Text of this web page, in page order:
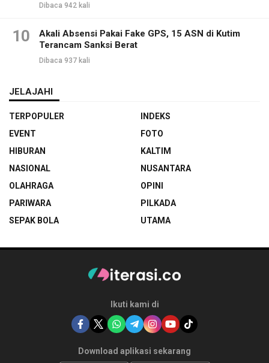
Dibaca 942 kali
10
Akali Absensi Pakai Fake GPS, 15 ASN di Kutim
Terancam Sanksi Berat
Dibaca 937 kali
JELAJAHI
TERPOPULER
INDEKS
EVENT
FOTO
HIBURAN
KALTIM
NASIONAL
NUSANTARA
OLAHRAGA
OPINI
PARIWARA
PILKADA
SEPAK BOLA
UTAMA
Ikuti kami di
Download aplikasi sekarang